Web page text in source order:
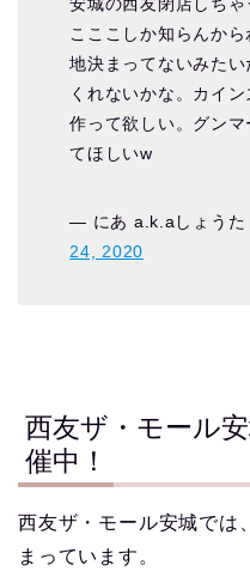
こここしか知らんか
地決まってないみた
くれないかな。カイ
作って欲しい。グン
てほしいw
— にあ a.k.aしょう
24, 2020
西友ザ・モール
催中！
西友ザ・モール安城では
まっています。